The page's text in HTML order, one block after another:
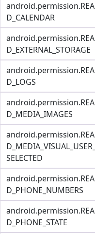
android.permission.REA
D_CALENDAR
android.permission.REA
D_EXTERNAL_STORAGE
android.permission.REA
D_LOGS
android.permission.REA
D_MEDIA_IMAGES
android.permission.REA
D_MEDIA_VISUAL_USER_
SELECTED
android.permission.REA
D_PHONE_NUMBERS
android.permission.REA
D_PHONE_STATE